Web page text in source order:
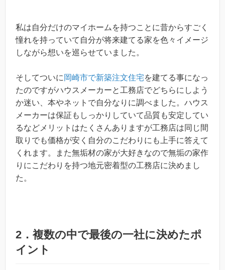
私は自分だけのマイホームを持つことに昔からすごく
憧れを持っていて自分が将来建てる家を色々イメージ
しながら想いを巡らせていました。
そしてついに 岡崎市で新築注文住宅を建てる事になっ
たのですがハウスメーカーと工務店でどちらにしよう
か迷い、本やネットで自分なりに調べました。ハウス
メーカーは保証もしっかりしていて品質も安定してい
るなどメリットはたくさんありますが工務店は同じ間
取りでも価格が安く自分のこだわりにも上手に答えて
くれます。また無垢材の家が大好きなので無垢の家作
りにこだわりを持つ地元密着型の工務店に決めまし
た。
2．複数の中で最後の一社に決めたポ
イント